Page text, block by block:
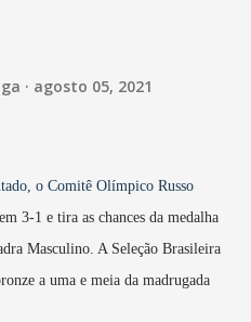
agosto 05, 2021
o Comitê Olímpico Russo
3-1 e tira as chances da medalha
Masculino. A Seleção Brasileira
a uma e meia da madrugada